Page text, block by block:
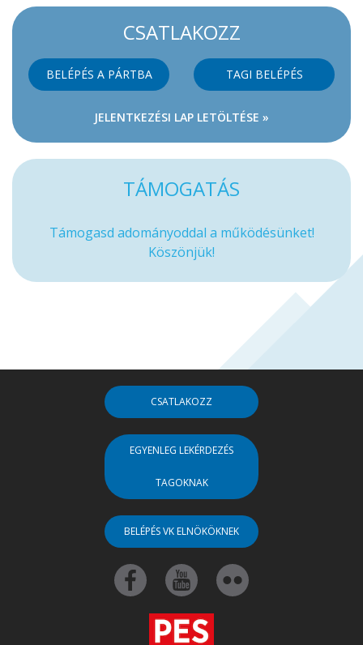
CSATLAKOZZ
BELÉPÉS A PÁRTBA TAGI BELÉPÉS
JELENTKEZÉSI LAP LETÖLTÉSE »
TÁMOGATÁS
Támogasd adományoddal a működésünket!
Köszönjük!
CSATLAKOZZ
EGYENLEG LEKÉRDEZÉS
TAGOKNAK
BELÉPÉS VK ELNÖKÖKNEK